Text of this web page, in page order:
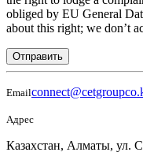
obliged by EU General
about this right; we don’t
Отправить
Email
Адрес
Казахстан, Алматы, ул.